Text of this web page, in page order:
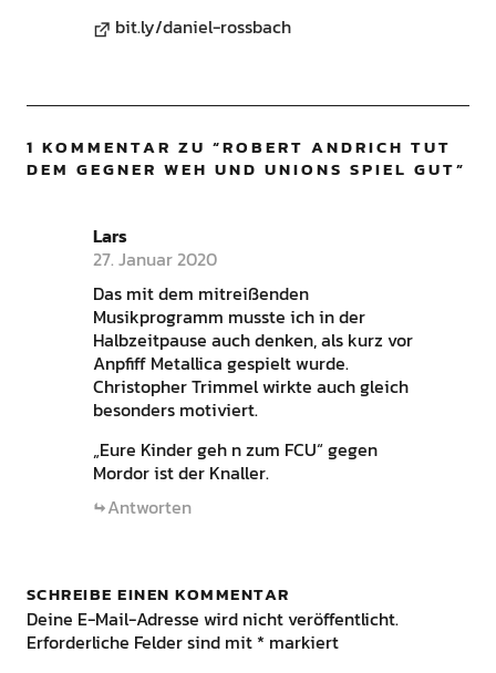
bit.ly/daniel-rossbach
1 KOMMENTAR ZU “ROBERT ANDRICH TUT
DEM GEGNER WEH UND UNIONS SPIEL GUT”
Lars
27. Januar 2020
Das mit dem mitreißenden
Musikprogramm musste ich in der
Halbzeitpause auch denken, als kurz vor
Anpfiff Metallica gespielt wurde.
Christopher Trimmel wirkte auch gleich
besonders motiviert.
„Eure Kinder geh n zum FCU“ gegen
Mordor ist der Knaller.
Antworten
SCHREIBE EINEN KOMMENTAR
Deine E-Mail-Adresse wird nicht veröffentlicht.
Erforderliche Felder sind mit * markiert